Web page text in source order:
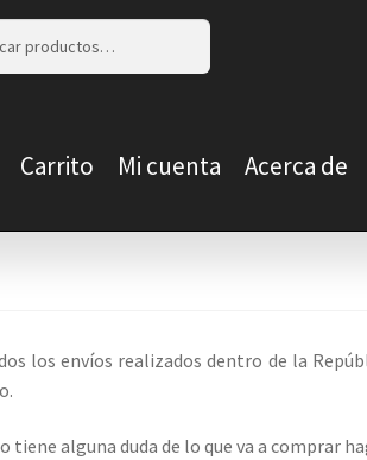
Carrito Mi cuenta Acerca de
los envíos realizados dentro de la
alguna duda de lo que va a comprar